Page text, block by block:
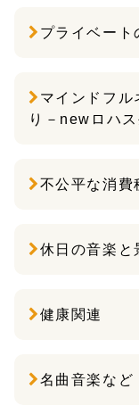
プライベート
マインドフ
り－newロハ
不公平な消
休日の音楽と
健康関連
名曲音楽など